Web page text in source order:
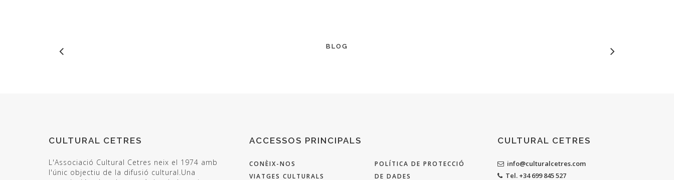
BLOG
CULTURAL CETRES
L'Associació Cultural Cetres neix el 1974 amb
l'únic objectiu de la difusió cultural.Una
ACCESSOS PRINCIPALS
CONÈIX-NOS
VIATGES CULTURALS
POLÍTICA DE PROTECCIÓ
DE DADES
CULTURAL CETRES
info@culturalcetres.com
Tel. +34 699 845 527